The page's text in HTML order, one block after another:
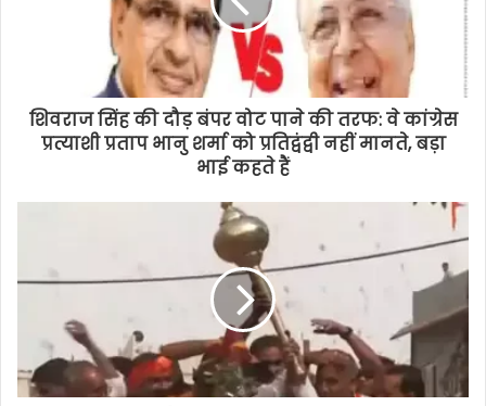
शिवराज सिंह की दौड़ बंपर वोट पाने की तरफ: वे कांग्रेस
प्रत्याशी प्रताप भानु शर्मा को प्रतिद्वंद्वी नहीं मानते, बड़ा
भाई कहते हैं